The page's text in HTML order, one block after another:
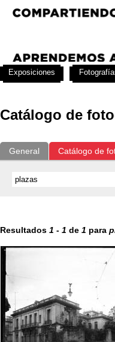
Catálogo de
General Catálogo de
Resultados 1 - 1 de 1 para
Exposiciones